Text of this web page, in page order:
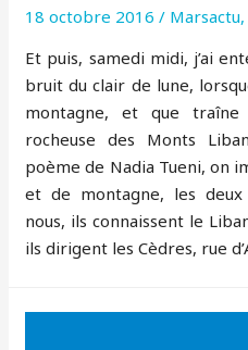
18 octobre 2016 / Marsactu,
Et puis, samedi midi, j’ai
bruit du clair de lune,
montagne, et que
rocheuse des Monts
poème de Nadia Tueni, on
et de montagne, les deux
nous, ils connaissent le
ils dirigent les Cèdres, rue